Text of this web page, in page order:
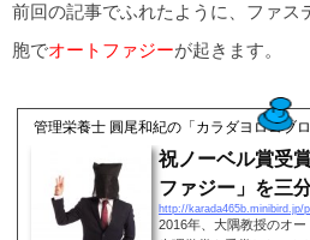
前回の記事でふれたように、ファス
胞でオートファジーが起きます。
管理栄養士 圓尾和紀の「カラダヨロコブロ
祝ノーベル賞受
ファジー」を三
http://karada465b.minibird.jp/
2016年、大隅教授のオー